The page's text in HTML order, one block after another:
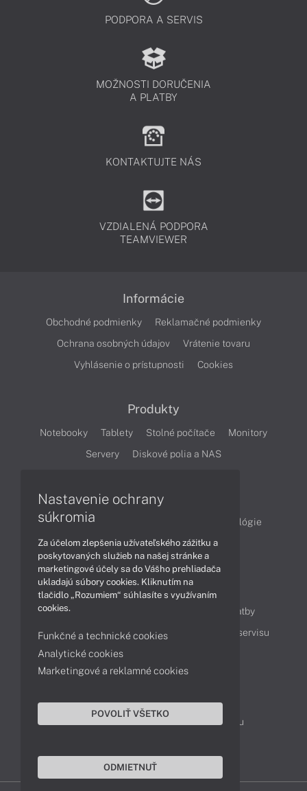
PODPORA A SERVIS
MOŽNOSTI DORUČENIA
A PLATBY
KONTAKTUJTE NÁS
VZDIALENÁ PODPORA
TEAMVIEWER
Informácie
Obchodné podmienky
Reklamačné podmienky
Ochrana osobných údajov
Vrátenie tovaru
Vyhlásenie o prístupnosti
Cookies
Produkty
Notebooky Tablety Stolné počítače
Monitory
Servery
Diskové polia a NAS
Články
Obchodné informácie
Technológie
Videá
Obsah
Ako nakupovať
Možnosti doručenia a platby
Podpora a servis
Servisné služby Cenník servisu
Kontakty
043 4224 771
Obchodné oddelenie
Reklamácia tovaru
Nastavenie ochrany
súkromia
Za účelom zlepšenia užívateľského zážitku a
poskytovaných služieb na našej stránke a
marketingové účely sa do Vášho prehliadača
ukladajú súbory cookies. Kliknutím na
tlačidlo „Rozumiem“ súhlasíte s využívaním
cookies.
Funkčné a technické cookies
Analytické cookies
Marketingové a reklamné cookies
POVOLIŤ VŠETKO
ODMIETNUŤ